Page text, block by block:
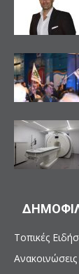
Τοπικές
Ανακοινώσεις